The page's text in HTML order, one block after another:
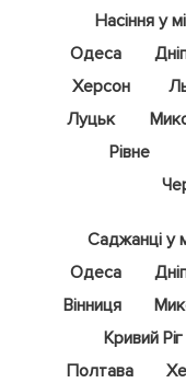
Насіння у
Одеса
Херсон
Луцьк
Рівне
Саджанці у
Одеса
Вінниця
Кривий Ріг
Полтава